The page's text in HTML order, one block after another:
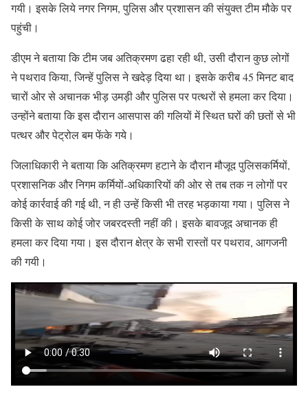
गयी। इसके लिये नगर निगम, पुलिस और प्रशासन की संयुक्त टीम मौके पर
पहुंची।
डीएम ने बताया कि टीम जब अतिक्रमण ढहा रही थी, उसी दौरान कुछ लोगों
ने पथराव किया, जिन्हें पुलिस ने खदेड़ दिया था। इसके करीब 45 मिनट बाद
चारों ओर से अचानक भीड़ उमड़ी और पुलिस पर पत्थरों से हमला कर दिया।
उन्होंने बताया कि इस दौरान आसपास की गलियों में स्थित घरों की छतों से भी
पत्थर और पेट्रोल बम फेंके गये।
जिलाधिकारी ने बताया कि अतिक्रमण हटाने के दौरान मौजूद पुलिसकर्मियों,
प्रशासनिक और निगम कर्मियों-अधिकारियों की ओर से तब तक न लोगों पर
कोई कार्रवाई की गई थी, न ही उन्हें किसी भी तरह भड़काया गया। पुलिस ने
किसी के साथ कोई जोर जबरदस्ती नहीं की। इसके बावजूद अचानक ही
हमला कर दिया गया। इस दौरान क्षेत्र के सभी रास्तों पर पथराव, आगजनी
की गयी।